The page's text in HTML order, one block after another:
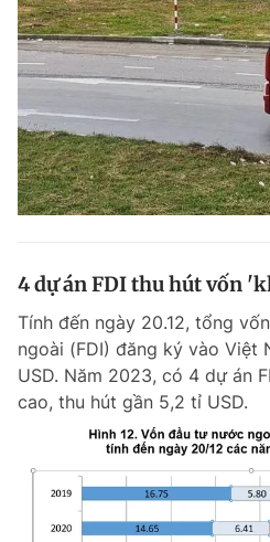
4 dự án FDI thu hút vốn
Tính đến ngày 20.12, tổng
ngoài (FDI) đăng ký vào Việt
USD. Năm 2023, có 4 dự án
cao, thu hút gần 5,2 tỉ USD.